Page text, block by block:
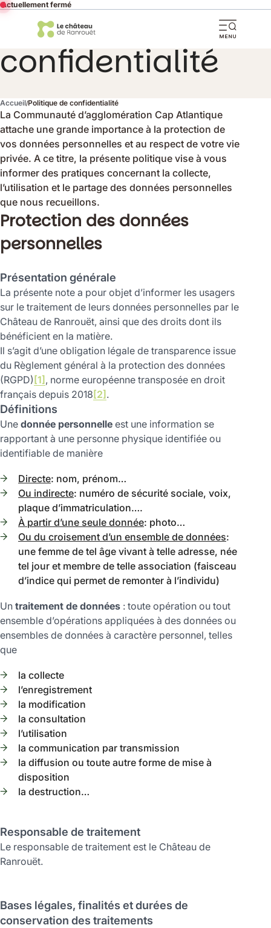
Actuellement fermé
Politique de
confidentialité
Partager cette page
Accueil Politique de confidentialité
La Communauté d’agglomération Cap Atlantique
attache une grande importance à la protection de
vos données personnelles et au respect de votre vie
privée. A ce titre, la présente politique vise à vous
informer des pratiques concernant la collecte,
l’utilisation et le partage des données personnelles
que nous recueillons.
Protection des données
personnelles
Présentation générale
La présente note a pour objet d’informer les usagers
sur le traitement de leurs données personnelles par le
Château de Ranrouët, ainsi que des droits dont ils
bénéficient en la matière.
Il s’agit d’une obligation légale de transparence issue
du Règlement général à la protection des données
(RGPD) [1] , norme européenne transposée en droit
français depuis 2018 [2] .
Définitions
Une donnée personnelle est une information se
rapportant à une personne physique identifiée ou
identifiable de manière
Directe: nom, prénom…
Ou indirecte: numéro de sécurité sociale, voix,
plaque d’immatriculation….
À partir d’une seule donnée: photo…
Ou du croisement d’un ensemble de données:
une femme de tel âge vivant à telle adresse, née
tel jour et membre de telle association (faisceau
d’indice qui permet de remonter à l’individu)
Un traitement de données : toute opération ou tout
ensemble d’opérations appliquées à des données ou
ensembles de données à caractère personnel, telles
que
la collecte
l’enregistrement
la modification
la consultation
l’utilisation
la communication par transmission
la diffusion ou toute autre forme de mise à
disposition
la destruction…
Responsable de traitement
Le responsable de traitement est le Château de
Ranrouët.
Bases légales, finalités et durées de
conservation des traitements